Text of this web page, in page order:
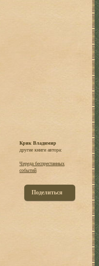
Крик Владимир
другие книги автора:
Чеpеда беспpестанных
событий
Поделиться